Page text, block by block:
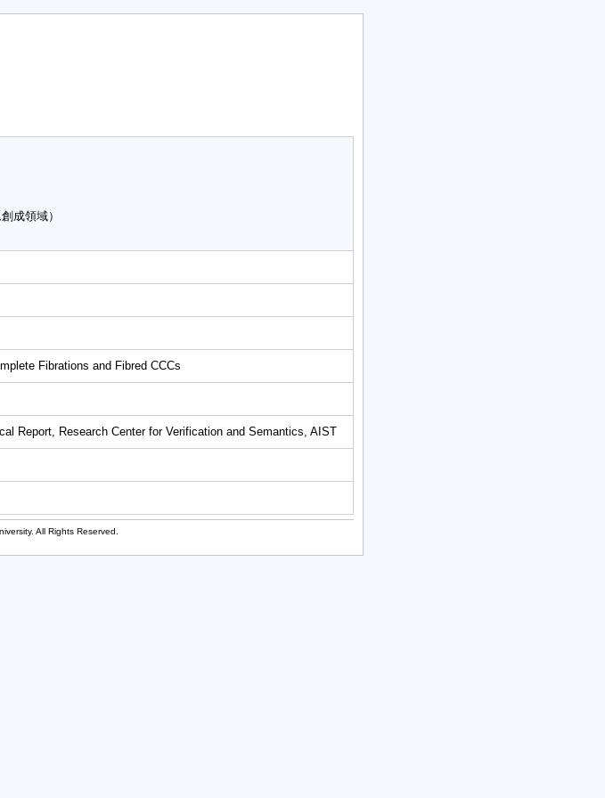
成領域）
Fibrations and Fibred CCCs
Report, Research Center for Verification and Semantics, AIST
All Rights Reserved.